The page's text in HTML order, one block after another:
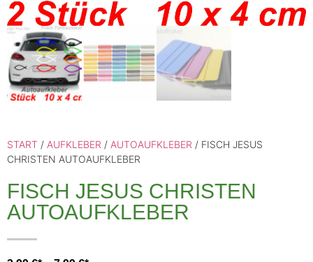
START / AUFKLEBER / AUTOAUFKLEBER / FISCH JESUS
CHRISTEN AUTOAUFKLEBER
FISCH JESUS CHRISTEN
AUTOAUFKLEBER